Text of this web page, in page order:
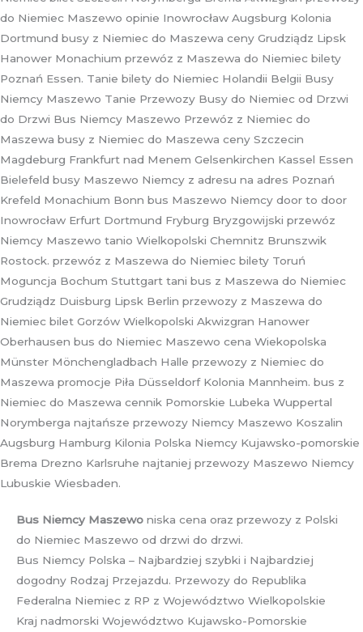
do Niemiec Maszewo opinie Inowrocław Augsburg Kolonia
Dortmund busy z Niemiec do Maszewa ceny Grudziądz Lipsk
Hanower Monachium przewóz z Maszewa do Niemiec bilety
Poznań Essen. Tanie bilety do Niemiec Holandii Belgii Busy
Niemcy Maszewo Tanie Przewozy Busy do Niemiec od Drzwi
do Drzwi Bus Niemcy Maszewo Przewóz z Niemiec do
Maszewa busy z Niemiec do Maszewa ceny Szczecin
Magdeburg Frankfurt nad Menem Gelsenkirchen Kassel Essen
Bielefeld busy Maszewo Niemcy z adresu na adres Poznań
Krefeld Monachium Bonn bus Maszewo Niemcy door to door
Inowrocław Erfurt Dortmund Fryburg Bryzgowijski przewóz
Niemcy Maszewo tanio Wielkopolski Chemnitz Brunszwik
Rostock. przewóz z Maszewa do Niemiec bilety Toruń
Moguncja Bochum Stuttgart tani bus z Maszewa do Niemiec
Grudziądz Duisburg Lipsk Berlin przewozy z Maszewa do
Niemiec bilet Gorzów Wielkopolski Akwizgran Hanower
Oberhausen bus do Niemiec Maszewo cena Wiekopolska
Münster Mönchengladbach Halle przewozy z Niemiec do
Maszewa promocje Piła Düsseldorf Kolonia Mannheim. bus z
Niemiec do Maszewa cennik Pomorskie Lubeka Wuppertal
Norymberga najtańsze przewozy Niemcy Maszewo Koszalin
Augsburg Hamburg Kilonia Polska Niemcy Kujawsko-pomorskie
Brema Drezno Karlsruhe najtaniej przewozy Maszewo Niemcy
Lubuskie Wiesbaden.
Bus Niemcy Maszewo niska cena oraz przewozy z Polski
do Niemiec Maszewo od drzwi do drzwi.
Bus Niemcy Polska – Najbardziej szybki i Najbardziej
dogodny Rodzaj Przejazdu. Przewozy do Republika
Federalna Niemiec z RP z Województwo Wielkopolskie
Kraj nadmorski Województwo Kujawsko-Pomorskie